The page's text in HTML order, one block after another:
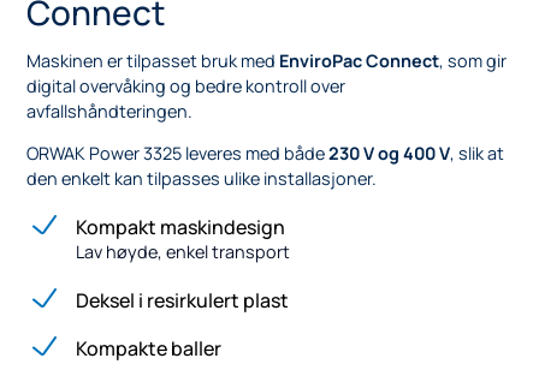
Connect
Maskinen er tilpasset bruk med EnviroPac Connect, som gir
digital overvåking og bedre kontroll over
avfallshåndteringen.
ORWAK Power 3325 leveres med både230 V og 400 V, slik at
den enkelt kan tilpasses ulike installasjoner.
Kompakt maskindesign
Lav høyde, enkel transport
Deksel i resirkulert plast
Kompakte baller